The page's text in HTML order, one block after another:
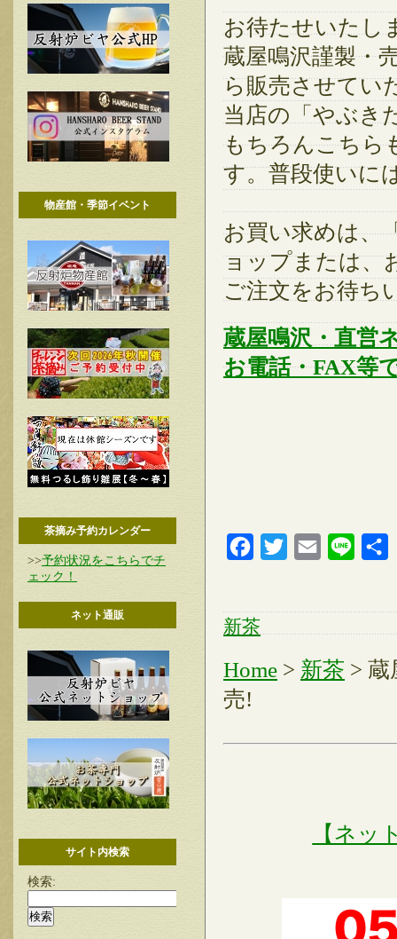
物産館・季節イベント
茶摘み予約カレンダー
>>予約状況をこちらでチ
ェック！
ネット通販
サイト内検索
検索:
お待たせいたし
蔵屋鳴沢謹製・
ら販売させてい
当店の「やぶき
もちろんこちら
す。普段使いに
お買い求めは、
ョップまたは、
ご注文をお待ち
蔵屋鳴沢・直営
お電話・FAX等
FacebookTwitter Email Line
新茶
Home > 新茶 >
売!
【ネッ